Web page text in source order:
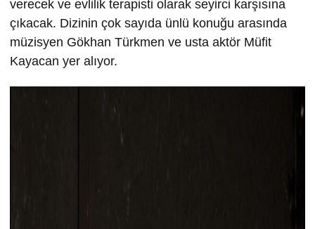
verecek ve evlilik terapisti olarak seyirci karşısına
çıkacak. Dizinin çok sayıda ünlü konuğu arasında
müzisyen Gökhan Türkmen ve usta aktör Müfit
Kayacan yer alıyor.